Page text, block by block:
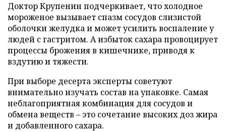
Доктор Крупенин подчеркивает, что холодное
мороженое вызывает спазм сосудов слизистой
оболочки желудка и может усилить воспаление у
людей с гастритом. А избыток сахара провоцирует
процессы брожения в кишечнике, приводя к
вздутию и тяжести.
При выборе десерта эксперты советуют
внимательно изучать состав на упаковке. Самая
неблагоприятная комбинация для сосудов и
обмена веществ – это сочетание высоких доз жира
и добавленного сахара.